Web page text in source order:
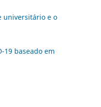
universitário e o
19 baseado em